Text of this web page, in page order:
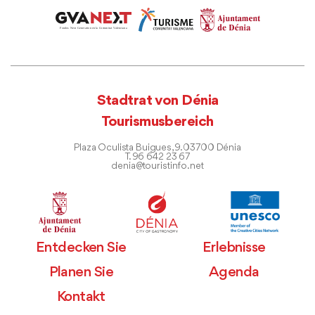
Stadtrat von Dénia
Tourismusbereich
Plaza Oculista Buigues, 9. 03700 Dénia
T. 96 642 23 67
denia@touristinfo.net
Entdecken Sie
Erlebnisse
Planen Sie
Agenda
Kontakt